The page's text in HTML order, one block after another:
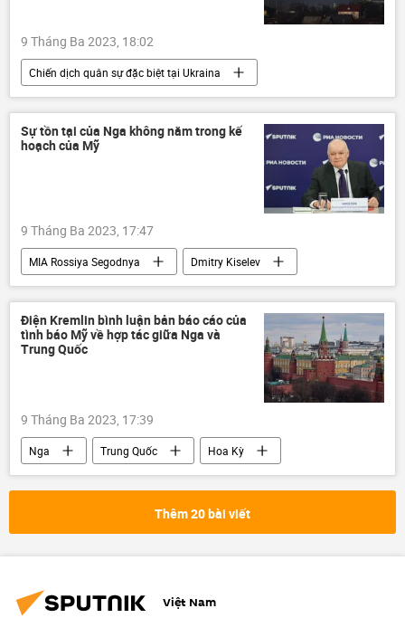
Nga
Vladimir Zelensky
Vladimir Putin
9 Tháng Ba 2023, 18:02
Chiến dịch quân sự đặc biệt tại Ukraina
Cuộc khủng hoảng ở Ukraina
Ukraina
Nga
Bộ Quốc phòng Nga
Quân sự
Quân đội Nga
Sự tồn tại của Nga không nằm trong kế
hoạch của Mỹ
9 Tháng Ba 2023, 17:47
MIA Rossiya Segodnya
Dmitry Kiselev
Nga
Hoa Kỳ
Chính trị
Đại học Tổng hợp Moskva (MGU)
hợp tác
Điện Kremlin bình luận bản báo cáo của
tình báo Mỹ về hợp tác giữa Nga và
Trung Quốc
9 Tháng Ba 2023, 17:39
Nga Trung Quốc
Hoa Kỳ
Dmitry Peskov
Chính trị
Điện Kremlin
Thêm 20 bài viết
Việt Nam